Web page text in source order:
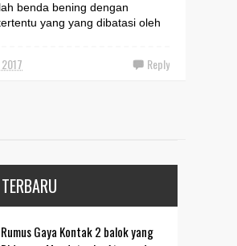
benda bening dengan
yang yang dibatasi oleh
Reply
Rumus Gaya Kontak 2 balok yang